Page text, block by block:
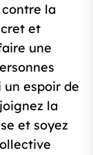
la
et
une
espoir de
la
et soyez